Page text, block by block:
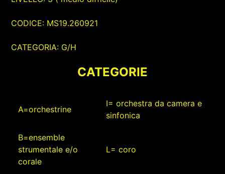
CODICE: MS19.260921
CATEGORIA: G/H
CATEGORIE
A=orchestrine
I= orchestra da camera e
sinfonica
B=ensemble
strumentale e/o
corale
L= coro